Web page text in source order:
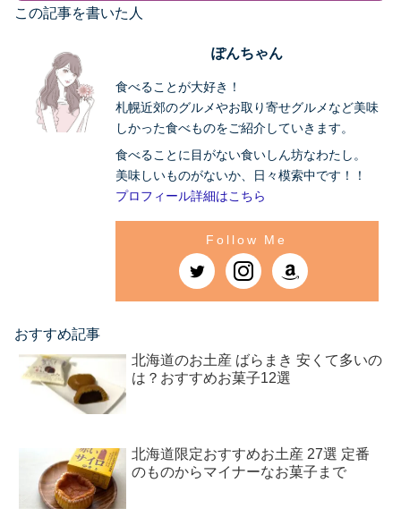
この記事を書いた人
ぽんちゃん
食べることが大好き！
札幌近郊のグルメやお取り寄せグルメなど美味
しかった食べものをご紹介していきます。
食べることに目がない食いしん坊なわたし。
美味しいものがないか、日々模索中です！！
プロフィール詳細はこちら
おすすめ記事
北海道のお土産 ばらまき 安くて多いの
は？おすすめお菓子12選
北海道限定おすすめお土産 27選 定番
のものからマイナーなお菓子まで